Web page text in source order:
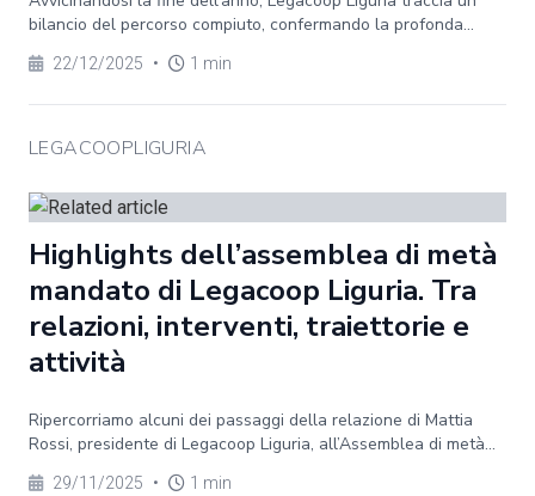
bilancio del percorso compiuto, confermando la profonda...
22/12/2025 • 1 min
LEGACOOPLIGURIA
Highlights dell’assemblea di metà
mandato di Legacoop Liguria. Tra
relazioni, interventi, traiettorie e
attività
Ripercorriamo alcuni dei passaggi della relazione di Mattia
Rossi, presidente di Legacoop Liguria, all’Assemblea di metà...
29/11/2025 • 1 min